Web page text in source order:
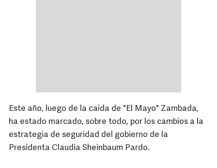
Este año, luego de la caída de "El Mayo" Zambada,
ha estado marcado, sobre todo, por los cambios a la
estrategia de seguridad del gobierno de la
Presidenta Claudia Sheinbaum Pardo.